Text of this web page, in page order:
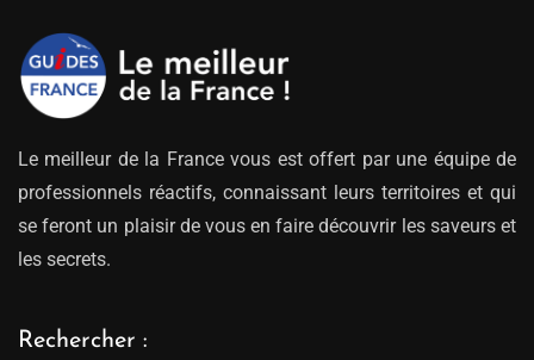
Le meilleur de la France vous est offert par une équipe de
professionnels réactifs, connaissant leurs territoires et qui
se feront un plaisir de vous en faire découvrir les saveurs et
les secrets.
Rechercher :